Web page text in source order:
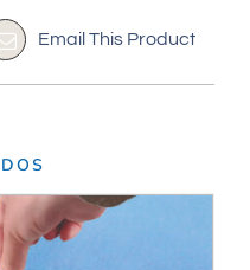
Email This Product